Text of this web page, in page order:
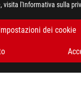
l'Informativa sulla
dei cookie
MONDO ROG